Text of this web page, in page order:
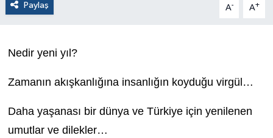
Paylaş A- A+
Nedir yeni yıl?
Zamanın akışkanlığına insanlığın koyduğu virgül…
Daha yaşanası bir dünya ve Türkiye için yenilenen
umutlar ve dilekler…
Tüm Manşetler
Haber Arşivi